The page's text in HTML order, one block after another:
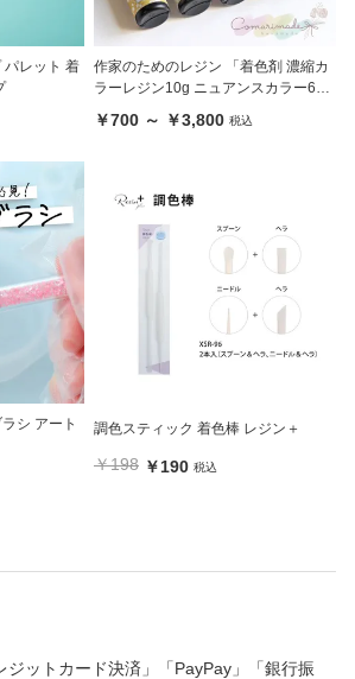
レット 着
作家のためのレジン 「着色剤 濃縮カ
ラーレジン10g ニュアンスカラー6
￥700 ～ ￥3,800 税込
シ アート
調色スティック 着色棒 レジン＋
￥198 ￥190 税込
ジットカード決済」「PayPay」「銀行振